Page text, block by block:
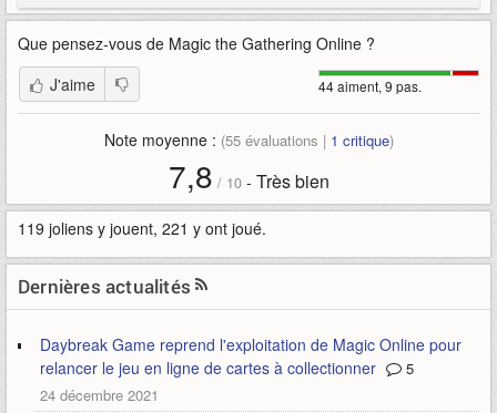
Que pensez-vous de Magic the Gathering Online ?
44 aiment, 9 pas.
J'aime
Note moyenne : (55évaluations | 1 critique)
7,8 / 10- Très bien
119 joliens y jouent, 221 y ont joué.
Dernières actualités
Daybreak Game reprend l'exploitation de Magic Online pour
relancer le jeu en ligne de cartes à collectionner
5
24 décembre 2021